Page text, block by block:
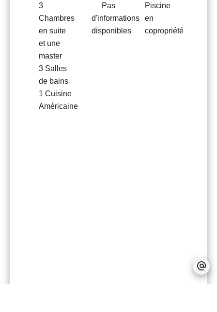
3
Chambres
en suite
et une
master
3 Salles
de bains
1 Cuisine
Américaine
Pas
d'informations
disponibles
Piscine
en
copropriété